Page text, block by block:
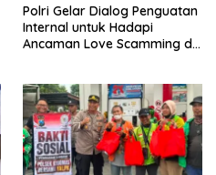
Polri Gelar Dialog Penguatan
Internal untuk Hadapi
Ancaman Love Scamming di